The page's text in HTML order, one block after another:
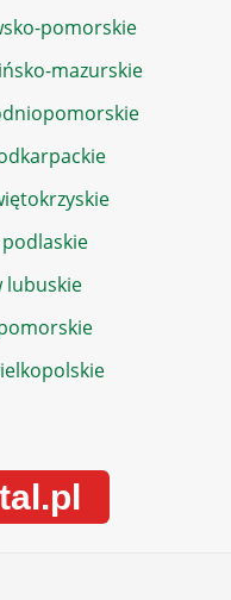
pomorskie
mazurskie
lubuskie